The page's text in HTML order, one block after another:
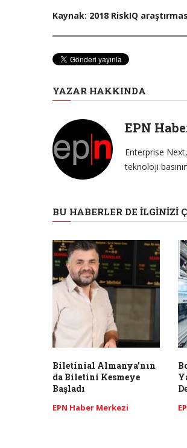
Kaynak: 2018 RiskIQ
YAZAR HAKKINDA
EPN
Enterprise
teknoloji
BU HABERLER DE İLGINIZI
Biletinial Almanya’nın
da Biletini Kesmeye
Başladı
EPN Haber Merkezi